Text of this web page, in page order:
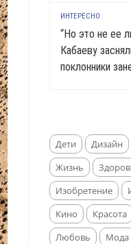
ИНТЕРЕСНО
“Но это не ее
Кабаеву
поклонники
Дети Дизайн
Жизнь
Изобретение
Кино
Красота
Любовь
Мода